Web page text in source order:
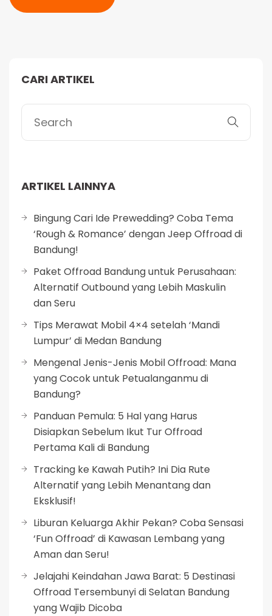
CARI ARTIKEL
ARTIKEL LAINNYA
Bingung Cari Ide Prewedding? Coba Tema
‘Rough & Romance’ dengan Jeep Offroad di
Bandung!
Paket Offroad Bandung untuk Perusahaan:
Alternatif Outbound yang Lebih Maskulin
dan Seru
Tips Merawat Mobil 4×4 setelah ‘Mandi
Lumpur’ di Medan Bandung
Mengenal Jenis-Jenis Mobil Offroad: Mana
yang Cocok untuk Petualanganmu di
Bandung?
Panduan Pemula: 5 Hal yang Harus
Disiapkan Sebelum Ikut Tur Offroad
Pertama Kali di Bandung
Tracking ke Kawah Putih? Ini Dia Rute
Alternatif yang Lebih Menantang dan
Eksklusif!
Liburan Keluarga Akhir Pekan? Coba Sensasi
‘Fun Offroad’ di Kawasan Lembang yang
Aman dan Seru!
Jelajahi Keindahan Jawa Barat: 5 Destinasi
Offroad Tersembunyi di Selatan Bandung
yang Wajib Dicoba